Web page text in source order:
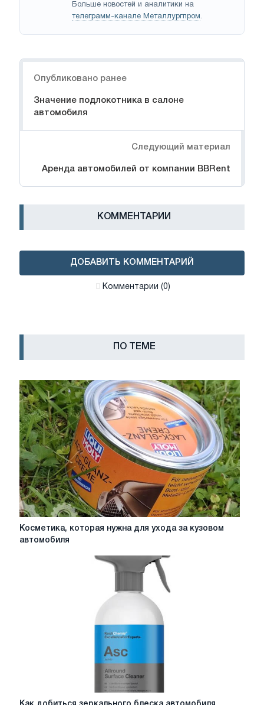
Больше новостей и аналитики на
телеграмм-канале Металлургпром.
Опубликовано ранее
Значение подлокотника в салоне
автомобиля
Следующий материал
Аренда автомобилей от компании BBRent
КОММЕНТАРИИ
ДОБАВИТЬ КОММЕНТАРИЙ
Комментарии (0)
ПО ТЕМЕ
Косметика,
которая
Косметика, которая нужна для ухода за кузовом
автомобиля
Как